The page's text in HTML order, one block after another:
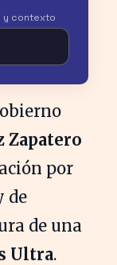
y contexto
Zapatero
por
de
de una
Ultra.